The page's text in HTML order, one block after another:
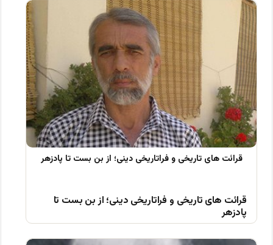
قرائت های تاریخی و فراتاریخی دینی؛ از بن بست تا
پادزهر